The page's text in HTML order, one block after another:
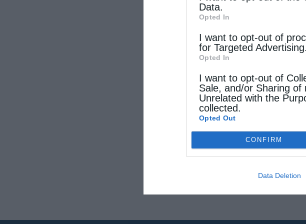
Data.
Opted In
I want to opt-out of
for Targeted Advertising.
Opted In
I want to opt-out of
Sale, and/or Sharing
Unrelated with the
collected.
Opted Out
CONFIRM
Data Deletion